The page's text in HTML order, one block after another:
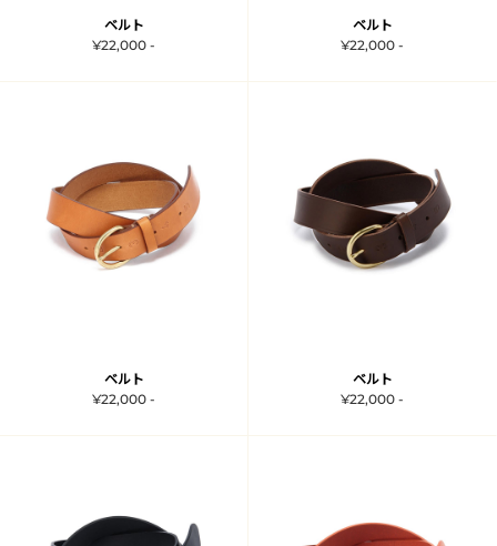
ベルト
¥22,000 -
ベルト
¥22,000 -
ベルト
¥22,000 -
ベルト
¥22,000 -